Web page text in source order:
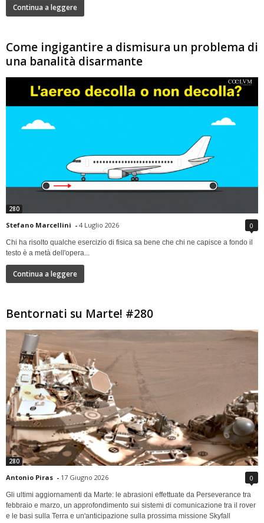
Continua a leggere
Come ingigantire a dismisura un problema di
una banalità disarmante
280
Stefano Marcellini - 4 Luglio 2026 0
Chi ha risolto qualche esercizio di fisica sa bene che chi ne capisce a fondo il
testo è a metà dell'opera...
Continua a leggere
Bentornati su Marte! #280
280
Antonio Piras - 17 Giugno 2026 0
Gli ultimi aggiornamenti da Marte: le abrasioni effettuate da Perseverance tra
febbraio e marzo, un approfondimento sui sistemi di comunicazione tra il rover
e le basi sulla Terra e un'anticipazione sulla prossima missione Skyfall